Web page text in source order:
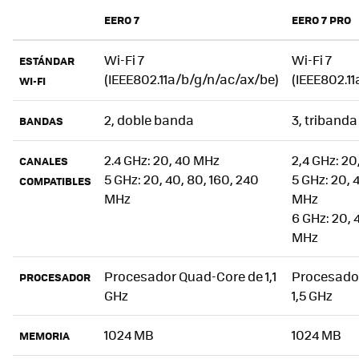
Precio y disponibilidad
EERO 7 EERO 7 PRO
ESTÁNDAR
WI-FI
Wi-Fi 7
(IEEE802.11a/b/g/n/ac/ax/be)
Wi-Fi 7
BANDAS 2, doble banda 3, tribanda
CANALES
COMPATIBLES
2.4 GHz: 20, 40 MHz
5 GHz: 20, 40, 80, 160, 240
MHz
2,4 GHz:
5 GHz: 20,
MHz
6 GHz: 20,
MHz
PROCESADOR
Procesador Quad-Core de 1,1
GHz
1,5 GHz
MEMORIA 1024 MB 1024 MB